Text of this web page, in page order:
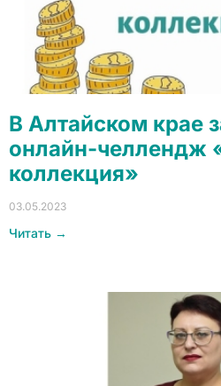
В Алтайском крае
онлайн-челлендж
коллекция»
03.05.2023
Читать →